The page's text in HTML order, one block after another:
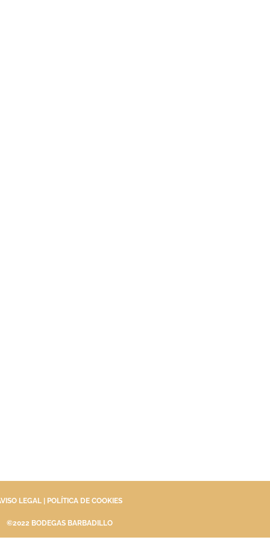
LEGAL POLÍTICA DE COOKIES
©2022 BODEGAS BARBADILLO